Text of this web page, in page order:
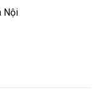
Nội